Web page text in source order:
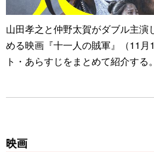
山田孝之と仲野太賀がダブル主演
める映画『十一人の賊軍』（11月
ト・あらすじをまとめて紹介する。
映画